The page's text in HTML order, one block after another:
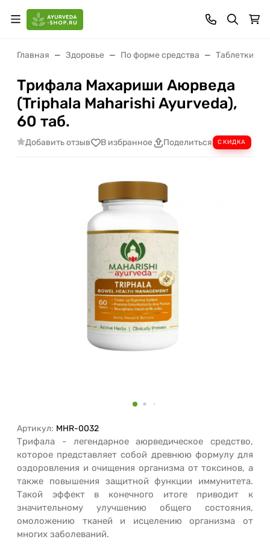
Главная Здоровье По форме средства Таблетки
Трифала Махариши Аюрведа
(Triphala Maharishi Ayurveda),
60 таб.
Добавить отзыв В избранное Поделиться СКИДКА
Артикул: MHR-0032
Трифала - легендарное аюрведическое средство,
которое представляет собой древнюю формулу для
оздоровления и очищения организма от токсинов, а
также повышения защитной функции иммунитета.
Такой эффект в конечного итоге приводит к
значительному улучшению общего состояния,
омоложению тканей и исцелению организма от
многих заболеваний.